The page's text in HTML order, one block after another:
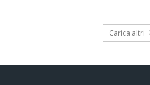
Carica altri